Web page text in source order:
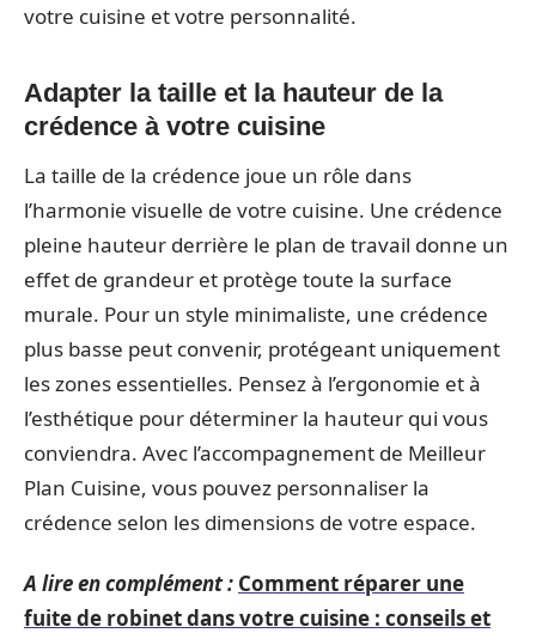
votre cuisine et votre personnalité.
Adapter la taille et la hauteur de la
crédence à votre cuisine
La taille de la crédence joue un rôle dans
l’harmonie visuelle de votre cuisine. Une crédence
pleine hauteur derrière le plan de travail donne un
effet de grandeur et protège toute la surface
murale. Pour un style minimaliste, une crédence
plus basse peut convenir, protégeant uniquement
les zones essentielles. Pensez à l’ergonomie et à
l’esthétique pour déterminer la hauteur qui vous
conviendra. Avec l’accompagnement de Meilleur
Plan Cuisine, vous pouvez personnaliser la
crédence selon les dimensions de votre espace.
A lire en complément : Comment réparer une
fuite de robinet dans votre cuisine : conseils et